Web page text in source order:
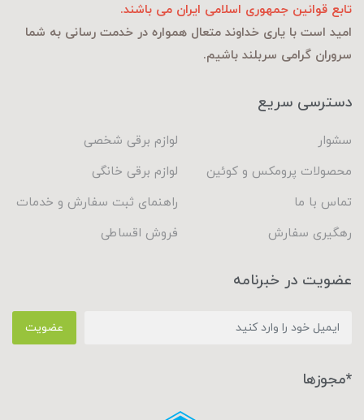
تابع قوانین جمهوری اسلامی ایران می باشند.
امید است با یاری خداوند متعال همواره در خدمت رسانی به شما
سروران گرامی سربلند باشیم.
دسترسی سریع
سشوار
لوازم برقی شخصی
محصولات پرومکس و کوئین
لوازم برقی خانگی
تماس با ما
راهنمای ثبت سفارش و خدمات
رهگیری سفارش
فروش اقساطی
عضویت در خبرنامه
عضویت
*مجوزها